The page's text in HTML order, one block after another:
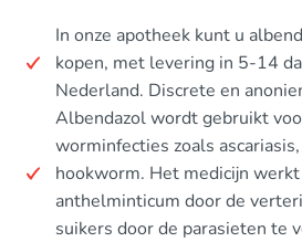
In onze apotheek kunt u
kopen, met levering in 5-14
Nederland. Discrete en
Albendazol wordt gebruikt
worminfecties zoals
hookworm. Het medicijn
anthelminticum door de
suikers door de parasieten te